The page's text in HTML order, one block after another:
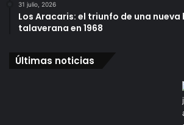
31 julio, 2026
Los Aracaris: el triunfo de una nueva
talaverana en 1968
Últimas noticias